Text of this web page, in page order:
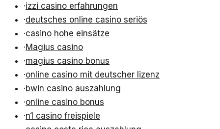
·izzi casino erfahrungen
·deutsches online casino seriös
·casino hohe einsätze
·Magius casino
·magius casino bonus
·online casino mit deutscher lizenz
·bwin casino auszahlung
·online casino bonus
·n1 casino freispiele